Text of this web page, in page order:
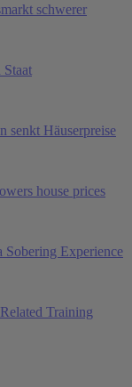
schwerer
senkt Häuserpreise
house prices
Sobering Experience
Training